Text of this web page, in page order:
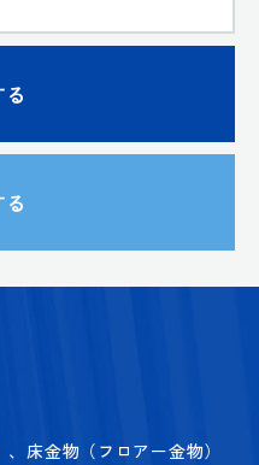
床金物（フロアー金物）